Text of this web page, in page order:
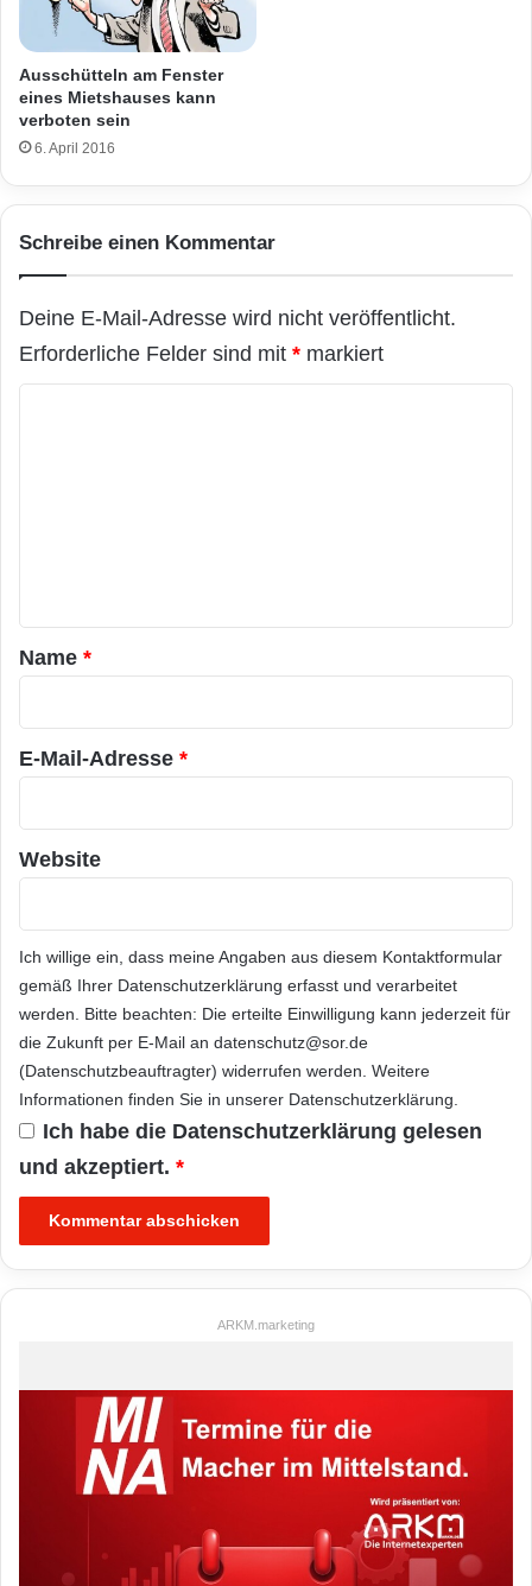
Ausschütteln am Fenster
eines Mietshauses kann
verboten sein
6. April 2016
Schreibe einen Kommentar
Deine E-Mail-Adresse wird nicht veröffentlicht.
Erforderliche Felder sind mit * markiert
a
r
*
Name *
E-Mail-Adresse *
Website
Ich willige ein, dass meine Angaben aus diesem Kontaktformular
gemäß Ihrer Datenschutzerklärung erfasst und verarbeitet
werden. Bitte beachten: Die erteilte Einwilligung kann jederzeit für
die Zukunft per E-Mail an datenschutz@sor.de
(Datenschutzbeauftragter) widerrufen werden. Weitere
Informationen finden Sie in unserer Datenschutzerklärung.
Ich habe die Datenschutzerklärung gelesen
und akzeptiert. *
ARKM.marketing